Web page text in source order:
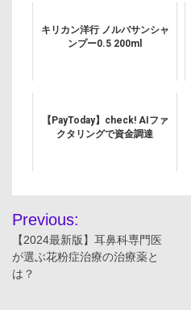
キリカン洋行 ノルバサンシャ
ンプー0.5 200ml
【PayToday】check! AIファ
クタリングで資金調達
投
稿
ナ
Previous:
【2024最新版】耳鼻科専門医
が選ぶ花粉症治療の治療薬と
は？